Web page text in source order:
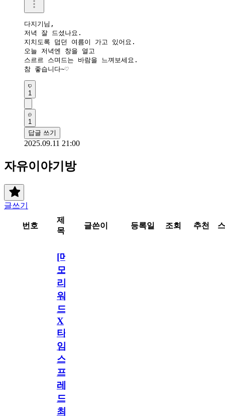
다지기님,
저녁 잘 드셨나요.
지치도록 덥던 여름이 가고 있어요.
오늘 저녁엔 창을 열고
스르르 스며드는 바람을 느껴보세요.
참 좋습니다~♡
1
1
답글 쓰기
2025.09.11 21:00
자유이야기방
글쓰기
번호
제
목
글쓴이 등록일 조회 추천
[메
모
리
워
드
X
타
임
스
프
레
드]
최